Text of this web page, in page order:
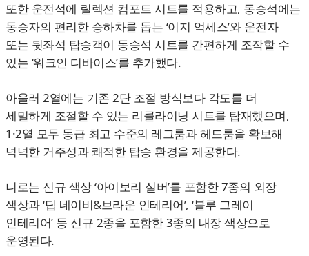
또한 운전석에 릴렉션 컴포트 시트를 적용하고, 동승석에는
동승자의 편리한 승하차를 돕는 ‘이지 억세스’와 운전자
또는 뒷좌석 탑승객이 동승석 시트를 간편하게 조작할 수
있는 ‘워크인 디바이스’를 추가했다.
아울러 2열에는 기존 2단 조절 방식보다 각도를 더
세밀하게 조절할 수 있는 리클라이닝 시트를 탑재했으며,
1·2열 모두 동급 최고 수준의 레그룸과 헤드룸을 확보해
넉넉한 거주성과 쾌적한 탑승 환경을 제공한다.
니로는 신규 색상 ‘아이보리 실버’를 포함한 7종의 외장
색상과 ‘딥 네이비&브라운 인테리어’, ‘블루 그레이
인테리어’ 등 신규 2종을 포함한 3종의 내장 색상으로
운영된다.